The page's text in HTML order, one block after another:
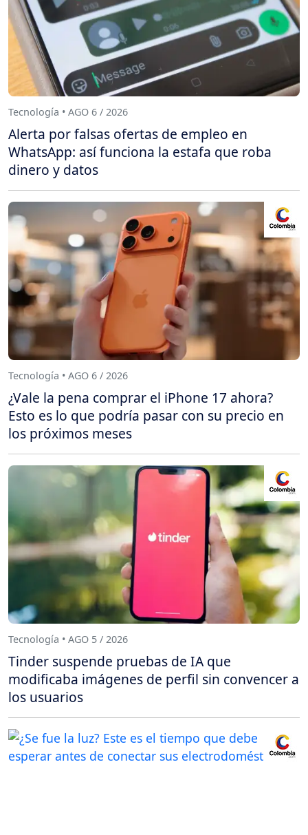
Tecnología • AGO 6 / 2026
Alerta por falsas ofertas de empleo en
WhatsApp: así funciona la estafa que roba
dinero y datos
Tecnología • AGO 6 / 2026
¿Vale la pena comprar el iPhone 17 ahora?
Esto es lo que podría pasar con su precio en
los próximos meses
Tecnología • AGO 5 / 2026
Tinder suspende pruebas de IA que
modificaba imágenes de perfil sin convencer a
los usuarios